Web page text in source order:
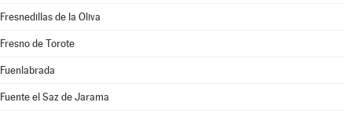
Fresnedillas de la Oliva
Fresno de Torote
Fuenlabrada
Fuente el Saz de Jarama